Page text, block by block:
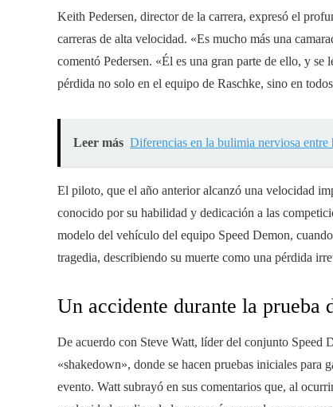
Keith Pedersen, director de la carrera, expresó el
carreras de alta velocidad. «Es mucho más una
comentó Pedersen. «Él es una gran parte de ello, y se
pérdida no solo en el equipo de Raschke, sino en
Leer más Diferencias en la bulimia nerviosa entre
El piloto, que el año anterior alcanzó una velocidad
conocido por su habilidad y dedicación a las
modelo del vehículo del equipo Speed Demon,
tragedia, describiendo su muerte como una pérdida
Un accidente durante la prueba
De acuerdo con Steve Watt, líder del conjunto Speed
«shakedown», donde se hacen pruebas iniciales para
evento. Watt subrayó en sus comentarios que, al